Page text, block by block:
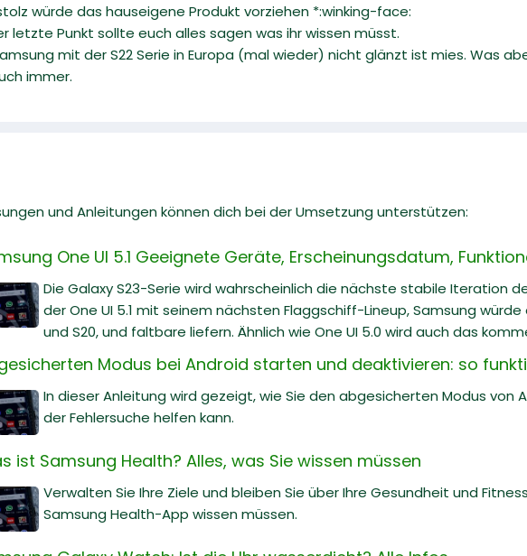
würde das hauseigene Produkt vorziehen *:winking-face:
letzte Punkt sollte euch alles sagen was ihr wissen müsst.
mit der S22 Serie in Europa (mal wieder) nicht glänzt ist mies. Was
immer.
und Anleitungen können dich bei der Umsetzung unterstützen:
One UI 5.1 Geeignete Geräte, Erscheinungsdatum,
Die Galaxy S23-Serie wird wahrscheinlich die nächste stabile Iteration
der One UI 5.1 mit seinem nächsten Flaggschiff-Lineup, Samsung
und S20, und faltbare liefern. Ähnlich wie One UI 5.0 wird auch das
Modus bei Android starten und deaktivieren: so
In dieser Anleitung wird gezeigt, wie Sie den abgesicherten Modus
der Fehlersuche helfen kann.
ist Samsung Health? Alles, was Sie wissen müssen
Verwalten Sie Ihre Ziele und bleiben Sie über Ihre Gesundheit und
Samsung Health-App wissen müssen.